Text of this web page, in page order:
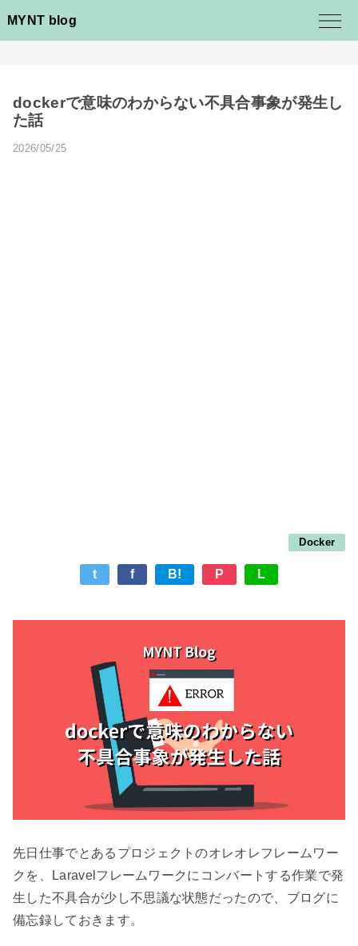
MYNT blog
dockerで意味のわからない不具合事象が発生し
た話
2026/05/25
Docker
t f B! P L
先日仕事でとあるプロジェクトのオレオレフレームワー
クを、Laravelフレームワークにコンバートする作業で発
生した不具合が少し不思議な状態だったので、ブログに
備忘録しておきます。